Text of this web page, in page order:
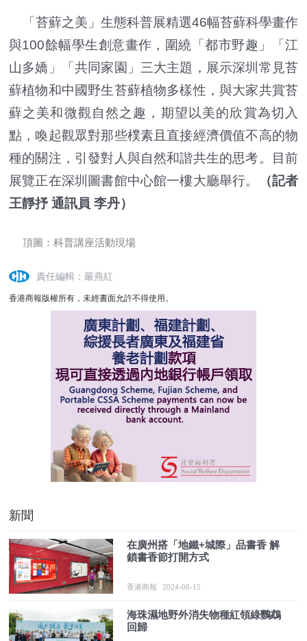
「苔蘚之美」生態科普展精選46幅苔蘚科學畫作
與100餘幅學生創意畫作，圍繞「都市野趣」「江
山多嬌」「共同家園」三大主題，展示深圳常見苔
蘚植物和中國野生苔蘚植物多樣性，與大家共賞苔
蘚之美和微觀自然之趣，期望以美的欣賞為切入
點，喚起觀眾對那些樸素且直接經濟價值不高的物
種的關注，引發對人與自然和諧共生的思考。目前
展覽正在深圳圖書館中心館一樓大廳舉行。
（記者
王靜抒 通訊員 李丹）
頂圖：科普講座活動現場
責任編輯：嚴燕紅
香港商報版權所有，未經書面允許不得使用。
新聞
在廣州搭「地鐵+城際」品書香 解
鎖書香節打開方式
香港商報 2024-08-15
海珠濕地野外消失物種紅領綠鸚鵡
回歸